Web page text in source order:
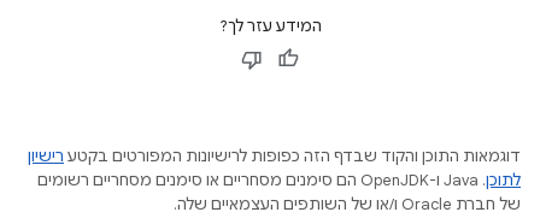
המידע עזר לך?
דוגמאות התוכן והקוד שבדף הזה כפופות לרישיונות המפורטים בקטע רישיון
לתוכן
.‏ Java ו-OpenJDK הם סימנים מסחריים או סימנים מסחריים רשומים
של חברת Oracle ו/או של השותפים העצמאיים שלה.